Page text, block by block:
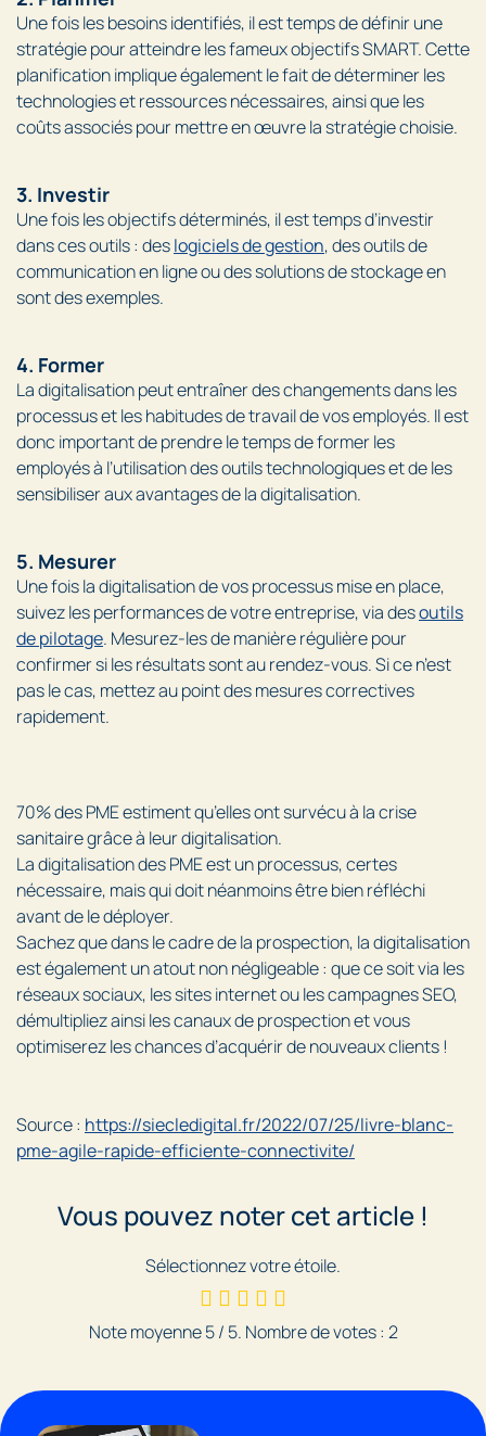
Une fois les besoins identifiés, il est temps de définir une
stratégie pour atteindre les fameux objectifs SMART. Cette
planification implique également le fait de déterminer les
technologies et ressources nécessaires, ainsi que les
coûts associés pour mettre en œuvre la stratégie choisie.
3. Investir
Une fois les objectifs déterminés, il est temps d’investir
dans ces outils : deslogiciels de gestion, des outils de
communication en ligne ou des solutions de stockage en
sont des exemples.
4. Former
La digitalisation peut entraîner des changements dans les
processus et les habitudes de travail de vos employés. Il est
donc important de prendre le temps de former les
employés à l’utilisation des outils technologiques et de les
sensibiliser aux avantages de la digitalisation.
5. Mesurer
Une fois la digitalisation de vos processus mise en place,
suivez les performances de votre entreprise, via desoutils
de pilotage. Mesurez-les de manière régulière pour
confirmer si les résultats sont au rendez-vous. Si ce n’est
pas le cas, mettez au point des mesures correctives
rapidement.
70% des PME estiment qu’elles ont survécu à la crise
sanitaire grâce à leur digitalisation.
La digitalisation des PME est un processus, certes
nécessaire, mais qui doit néanmoins être bien réfléchi
avant de le déployer.
Sachez que dans le cadre de la prospection, la digitalisation
est également un atout non négligeable : que ce soit via les
réseaux sociaux, les sites internet ou les campagnes SEO,
démultipliez ainsi les canaux de prospection et vous
optimiserez les chances d’acquérir de nouveaux clients !
Source : https://siecledigital.fr/2022/07/25/livre-blanc-
pme-agile-rapide-efficiente-connectivite/
Vous pouvez noter cet article !
Sélectionnez votre étoile.
Note moyenne5/ 5. Nombre de votes : 2